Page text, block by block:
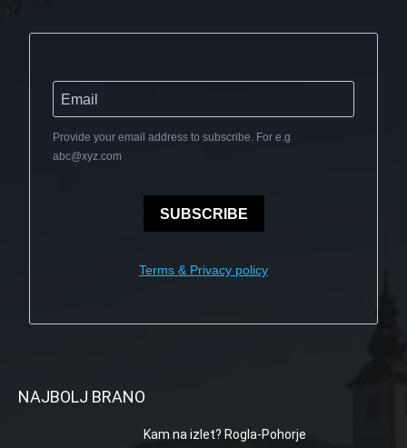
Provide your email address to subscribe. For e.g
abc@xyz.com
SUBSCRIBE
Terms & Privacy policy
NAJBOLJ BRANO
Kam na izlet? Rogla-Pohorje